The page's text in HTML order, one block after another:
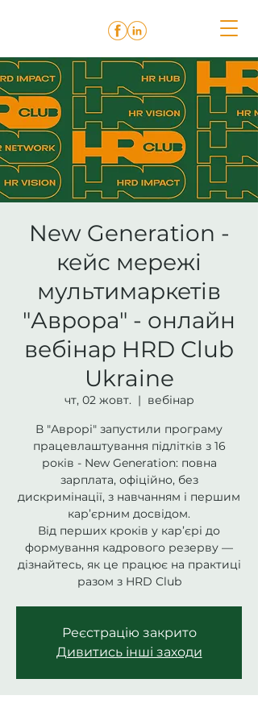
New Generation -
кейс мережі
мультимаркетів
"Аврора" - онлайн
вебінар HRD Club
Ukraine
чт, 02 жовт.
  |
вебінар
В "Аврорі" запустили програму
працевлаштування підлітків з 16
років - New Generation: повна
зарплата, офіційно, без
дискримінації, з навчанням і першим
кар’єрним досвідом.
Від перших кроків у кар’єрі до
формування кадрового резерву —
дізнайтесь, як це працює на практиці
разом з HRD Club
Реєстрацію закрито
Дивитись інші заходи